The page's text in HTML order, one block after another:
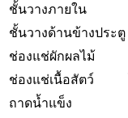
ชั้นวางภายใน
ชั้นวางด้านข้างประตู
ช่องแช่ผักผลไม้
ช่องแช่เนื้อสัตว์
ถาดน้ำแข็ง